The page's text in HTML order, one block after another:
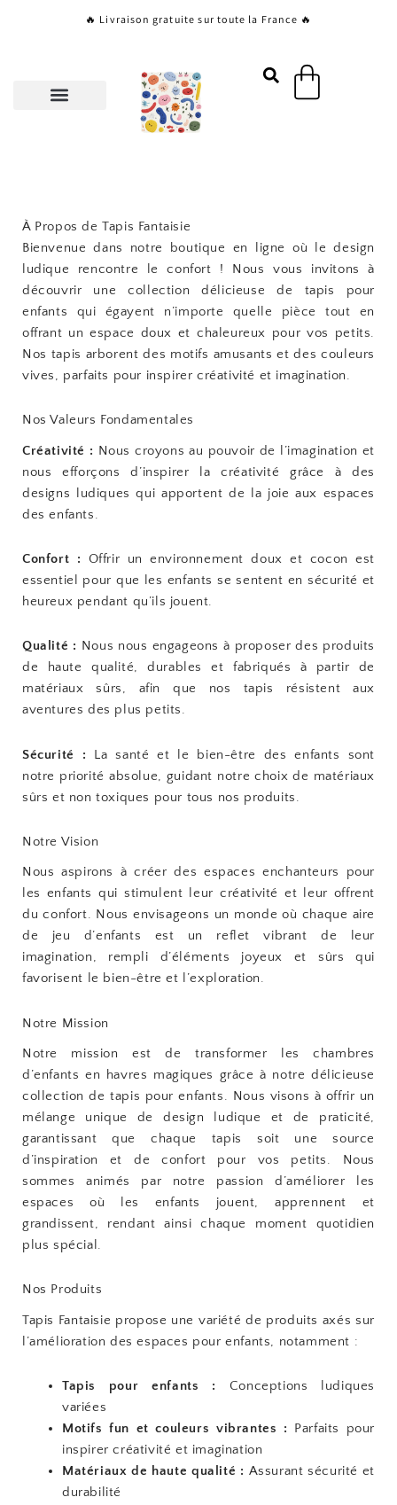
🔥 Livraison gratuite sur toute la France 🔥
Panier
À Propos de Tapis Fantaisie
Bienvenue dans notre boutique en ligne où le design
ludique rencontre le confort ! Nous vous invitons à
découvrir une collection délicieuse de tapis pour
enfants qui égayent n’importe quelle pièce tout en
offrant un espace doux et chaleureux pour vos petits.
Nos tapis arborent des motifs amusants et des couleurs
vives, parfaits pour inspirer créativité et imagination.
Nos Valeurs Fondamentales
Créativité : Nous croyons au pouvoir de l’imagination et
nous efforçons d’inspirer la créativité grâce à des
designs ludiques qui apportent de la joie aux espaces
des enfants.
Confort : Offrir un environnement doux et cocon est
essentiel pour que les enfants se sentent en sécurité et
heureux pendant qu’ils jouent.
Qualité : Nous nous engageons à proposer des produits
de haute qualité, durables et fabriqués à partir de
matériaux sûrs, afin que nos tapis résistent aux
aventures des plus petits.
Sécurité : La santé et le bien-être des enfants sont
notre priorité absolue, guidant notre choix de matériaux
sûrs et non toxiques pour tous nos produits.
Notre Vision
Nous aspirons à créer des espaces enchanteurs pour
les enfants qui stimulent leur créativité et leur offrent
du confort. Nous envisageons un monde où chaque aire
de jeu d’enfants est un reflet vibrant de leur
imagination, rempli d’éléments joyeux et sûrs qui
favorisent le bien-être et l’exploration.
Notre Mission
Notre mission est de transformer les chambres
d’enfants en havres magiques grâce à notre délicieuse
collection de tapis pour enfants. Nous visons à offrir un
mélange unique de design ludique et de praticité,
garantissant que chaque tapis soit une source
d’inspiration et de confort pour vos petits. Nous
sommes animés par notre passion d’améliorer les
espaces où les enfants jouent, apprennent et
grandissent, rendant ainsi chaque moment quotidien
plus spécial.
Nos Produits
Tapis Fantaisie propose une variété de produits axés sur
l’amélioration des espaces pour enfants, notamment :
Tapis pour enfants :
Conceptions ludiques
variées
Motifs fun et couleurs vibrantes : Parfaits pour
inspirer créativité et imagination
Matériaux de haute qualité : Assurant sécurité et
durabilité